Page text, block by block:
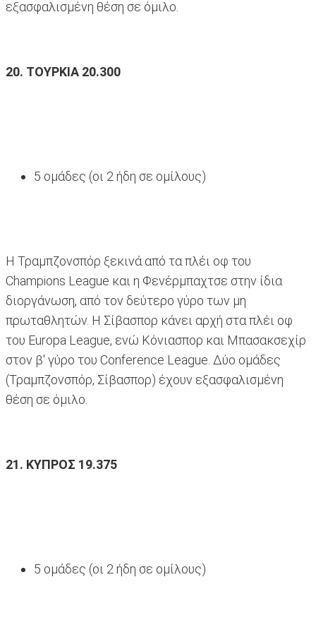
εξασφαλισμένη θέση σε όμιλο.
20. ΤΟΥΡΚΙΑ 20.300
5 ομάδες (οι 2 ήδη σε ομίλους)
Η Τραμπζονσπόρ ξεκινά από τα πλέι οφ του
Champions League και η Φενέρμπαχτσε στην ίδια
διοργάνωση, από τον δεύτερο γύρο των μη
πρωταθλητών. Η Σίβασπορ κάνει αρχή στα πλέι οφ
του Europa League, ενώ Κόνιασπορ και Μπασακσεχίρ
στον β' γύρο του Conference League. Δύο ομάδες
(Τραμπζονσπόρ, Σίβασπορ) έχουν εξασφαλισμένη
θέση σε όμιλο.
21. ΚΥΠΡΟΣ 19.375
5 ομάδες (οι 2 ήδη σε ομίλους)